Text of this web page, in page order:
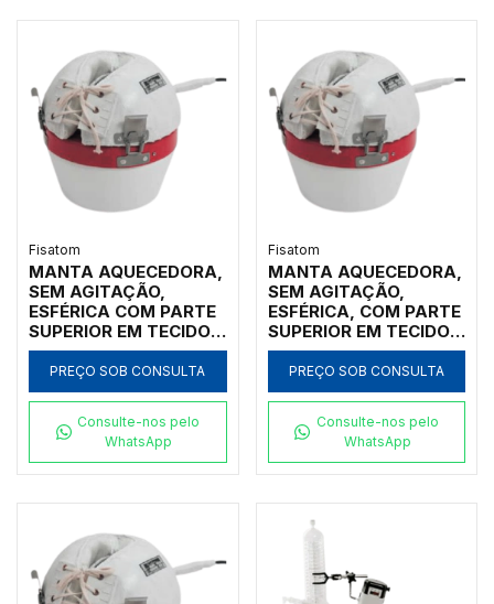
300, 110V - MODELO
0022F1-IC
Fisatom
MANTA AQUECEDORA,
SEM AGITAÇÃO,
ESFÉRICA COM PARTE
SUPERIOR EM TECIDO
ANTI-INFLAMÁVEL,
COBRINDO TODO O
CORPO DO BALÃO DE
LITROS, REGULADOR
POTÊNCIA ATÉ 300ºC,
CLASSE 300, 220V -
PREÇO SOB CONSULTA
Consulte-nos pelo
WhatsApp
Fisatom
MANTA AQUECEDORA,
SEM AGITAÇÃO,
ESFÉRICA, COM PARTE
SUPERIOR EM TECIDO
ANTI-INFLAMÁVEL,
COBRINDO TODO O
CORPO DO BALÃO DE
LITROS, REGULADOR
POTÊNCIA ATÉ 300ºC,
CLASSE300, 110V -
PREÇO SOB CONSULTA
Consulte-nos pelo
WhatsApp